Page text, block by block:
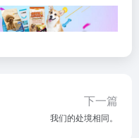
下一篇
我们的处境相同。